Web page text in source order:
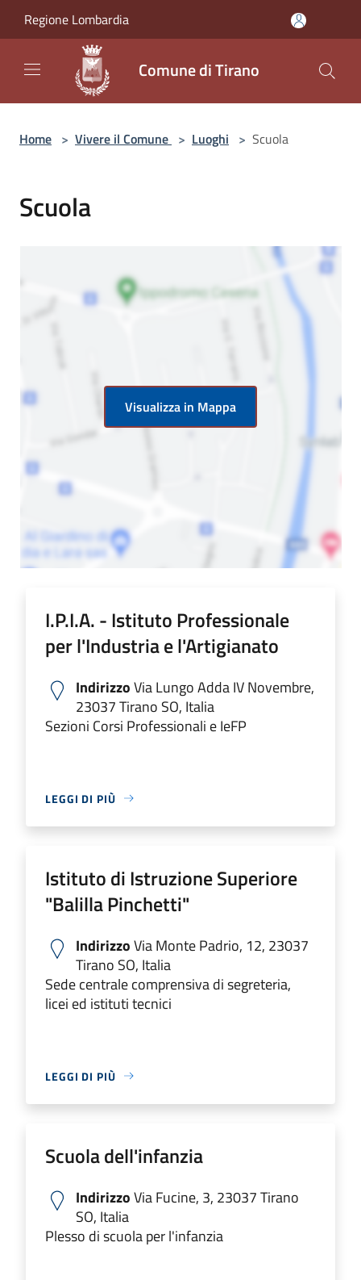
Regione Lombardia
Comune di Tirano
Home > Vivere il Comune > Luoghi > Scuola
Scuola
Visualizza in Mappa
I.P.I.A. - Istituto Professionale
per l'Industria e l'Artigianato
IndirizzoVia Lungo Adda IV Novembre,
23037 Tirano SO, Italia
Sezioni Corsi Professionali e IeFP
LEGGI DI PIÙ
Istituto di Istruzione Superiore
"Balilla Pinchetti"
IndirizzoVia Monte Padrio, 12, 23037
Tirano SO, Italia
Sede centrale comprensiva di segreteria,
licei ed istituti tecnici
LEGGI DI PIÙ
Scuola dell'infanzia
IndirizzoVia Fucine, 3, 23037 Tirano
SO, Italia
Plesso di scuola per l'infanzia